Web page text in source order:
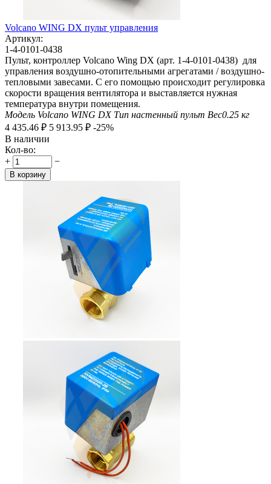
Volcano WING DX пульт управления
Артикул:
1-4-0101-0438
Пульт, контроллер Volcano Wing DX (арт. 1-4-0101-0438) для
управления воздушно-отопительными агрегатами / воздушно-
тепловыми завесами. С его помощью происходит регулировка
скорости вращения вентилятора и выставляется нужная
температура внутри помещения.
Модель Volcano WING DX Тип настенный пульт Вес0.25 кг
4 435.46 ₽ 5 913.95 ₽ -25%
В наличии
Кол-во:
+
−
В корзину